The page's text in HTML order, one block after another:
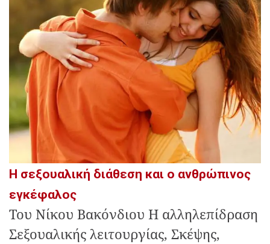
Η σεξουαλική διάθεση και ο ανθρώπινος
εγκέφαλος
Του Νίκου Βακόνδιου Η αλληλεπίδραση
Σεξουαλικής λειτουργίας, Σκέψης,